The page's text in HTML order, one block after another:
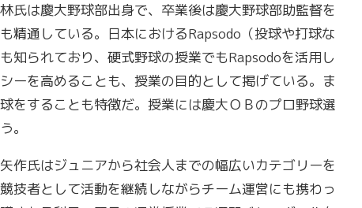
は慶大野球部出身で、卒業後は慶大野球部助監督を
精通している。日本におけるRapsodo（投球や打球な
知られており、硬式野球の授業でもRapsodoを活用し
ーを高めることも、授業の目的として掲げている。ま
をすることも特徴だ。授業には慶大ＯＢのプロ野球選
。
作氏はジュニアから社会人までの幅広いカテゴリーを
技者として活動を継続しながらチーム運営にも携わっ